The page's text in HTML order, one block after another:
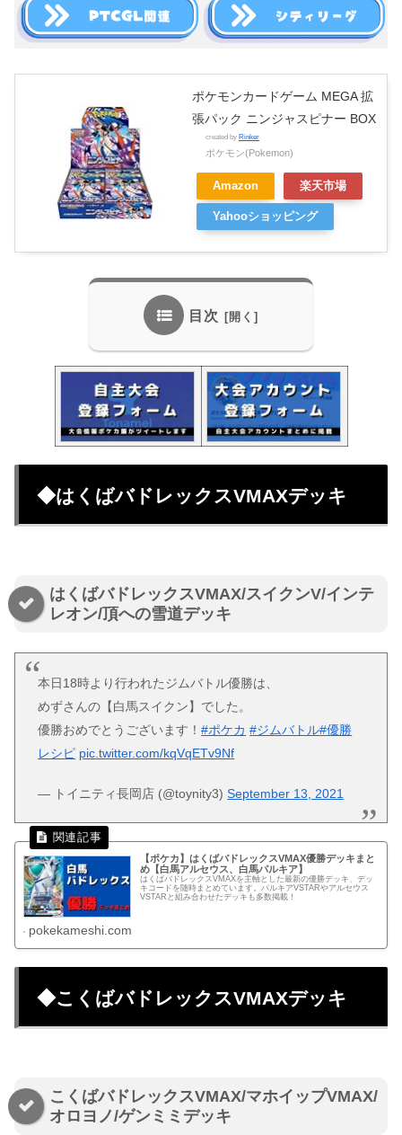
ポケモンカードゲーム MEGA 拡
張パック ニンジャスピナー BOX
created by Rinker
ポケモン(Pokemon)
Amazon 楽天市場
Yahooショッピング
目次
◆はくばバドレックスVMAXデッキ
はくばバドレックスVMAX/スイクンV/インテ
レオン/頂への雪道デッキ
本日18時より行われたジムバトル優勝は、
めずさんの【白馬スイクン】でした。
優勝おめでとうございます！#ポケカ #ジムバトル#優勝
レシピ pic.twitter.com/kqVqETv9Nf
— トイニティ長岡店 (@toynity3)September 13, 2021
【ポケカ】はくばバドレックスVMAX優勝デッキまと
め【白馬アルセウス、白馬パルキア】
はくばバドレックスVMAXを主軸とした最新の優勝デッキ、デッ
キコードを随時まとめています。パルキアVSTARやアルセウス
VSTARと組み合わせたデッキも多数掲載！
pokekameshi.com
◆こくばバドレックスVMAXデッキ
こくばバドレックスVMAX/マホイップVMAX/
オロヨノ/ゲンミミデッキ